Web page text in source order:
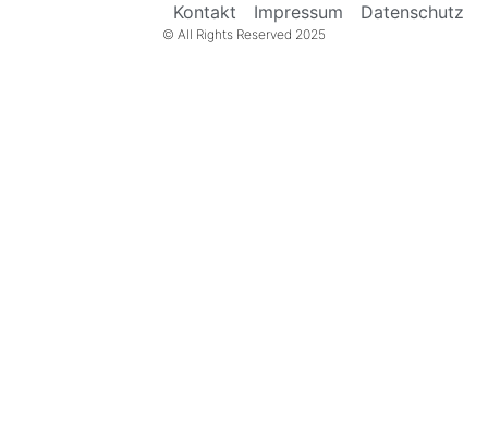
Kontakt Impressum Datenschutz
© All Rights Reserved 2025